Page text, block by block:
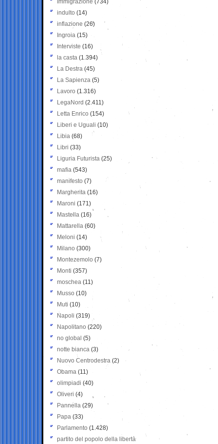
Immigrazione (734)
indulto (14)
inflazione (26)
Ingroia (15)
Interviste (16)
la casta (1.394)
La Destra (45)
La Sapienza (5)
Lavoro (1.316)
LegaNord (2.411)
Letta Enrico (154)
Liberi e Uguali (10)
Libia (68)
Libri (33)
Liguria Futurista (25)
mafia (543)
manifesto (7)
Margherita (16)
Maroni (171)
Mastella (16)
Mattarella (60)
Meloni (14)
Milano (300)
Montezemolo (7)
Monti (357)
moschea (11)
Musso (10)
Muti (10)
Napoli (319)
Napolitano (220)
no global (5)
notte bianca (3)
Nuovo Centrodestra (2)
Obama (11)
olimpiadi (40)
Oliveri (4)
Pannella (29)
Papa (33)
Parlamento (1.428)
partito del popolo della libertà